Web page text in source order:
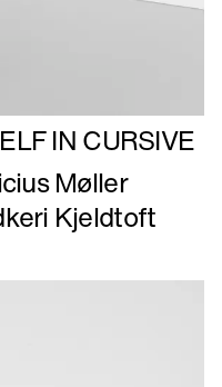
IN CURSIVE
Møller
Kjeldtoft